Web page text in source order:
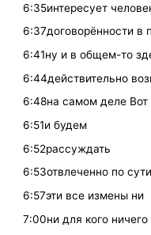
6:35интересует
6:37договорённости в
6:41ну и в общем-то
6:44действительно
6:48на самом деле Вот
6:51и будем
6:52рассуждать
6:53отвлеченно по
6:57эти все измены ни
7:00ни для кого